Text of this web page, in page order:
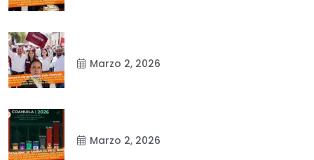
Marzo 2, 2026
Marzo 2, 2026